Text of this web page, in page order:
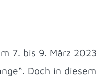
7. bis 9. März
Doch in